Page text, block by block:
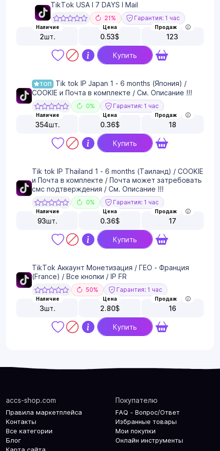
TikTok USA I 7 DAYS I Mail
21% Гарантия: 1 час
Наличие
2шт.
Цена
0.53$
Продаж
123
Купить
ТОП
Tik tok IP Japan 1 - 6 months (Япония) /
COOKIE и Почта в комплекте / См. Описание !!!
0% Гарантия: 1 час
Наличие
354шт.
Цена
0.36$
Продаж
18
Купить
Tik tok IP Thailand 1 - 6 months (Таиланд) / COOKIE
и Почта в комплекте / Почта может затребовать
смс подтверждения / См. Описание !!!
0% Гарантия: 1 час
Наличие
93шт.
Цена
0.36$
Продаж
17
Купить
TikTok Аккаунт Монетизация / ГЕО - Франция
(France) / Все кнопки / IP FR
50% Гарантия: 1 час
Наличие
3шт.
Цена
2.80$
Продаж
16
Купить
accs-shop.com
Правила маркетплейса
Контакты
Все категории
Блог
Покупателю
FAQ - Вопрос/Ответ
Избранные товары
Мои покупки
Онлайн инструменты